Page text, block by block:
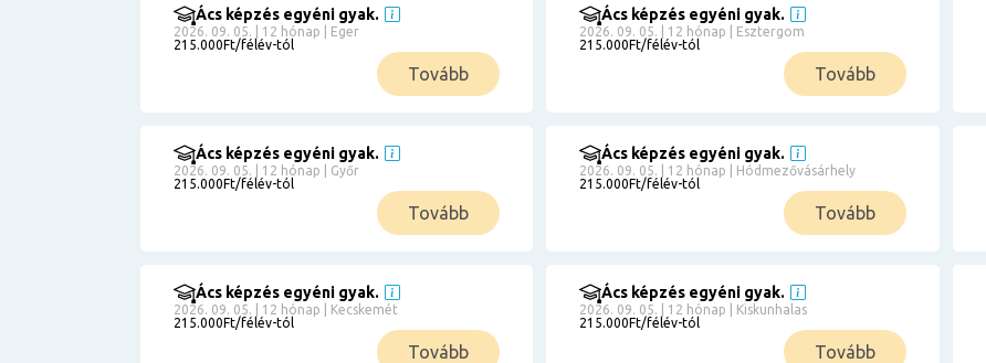
Részletfizetéssel
Ács képzés egyéni gyak.
2026. 09. 05. | 12 hónap | Eger
215.000Ft/félév-tól
Tovább
Ács képzés egyéni gyak.
2026. 09. 05. | 12 hónap | Esztergom
215.000Ft/félév-tól
Tovább
Ács képzés egyéni gyak.
2026. 09. 05. | 12 hónap | Győr
215.000Ft/félév-tól
Tovább
Ács képzés egyéni gyak.
2026. 09. 05. | 12 hónap | Hódmezővásárhely
215.000Ft/félév-tól
Tovább
Ács képzés egyéni gyak.
2026. 09. 05. | 12 hónap | Kecskemét
215.000Ft/félév-tól
Tovább
Ács képzés egyéni gyak.
2026. 09. 05. | 12 hónap | Kiskunhalas
215.000Ft/félév-tól
Tovább